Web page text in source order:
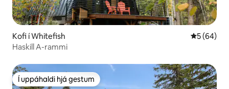
Kofi í Whitefish 5 af 5 í
5 (64)
Haskill A-rammi
Í uppáhaldi hjá gestum
Í uppáhaldi hjá gestum